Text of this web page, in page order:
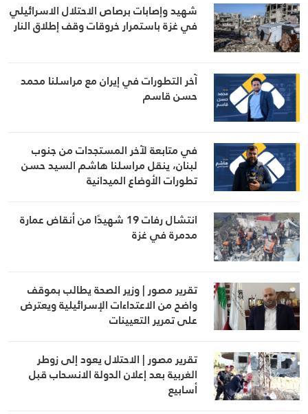
شهيد وإصابات برصاص الاحتلال الاسرائيلي
في غزة باستمرار خروقات وقف إطلاق النار
آخر التطورات في إيران مع مراسلنا محمد
حسن قاسم
في متابعة لآخر المستجدات من جنوب
لبنان، ينقل مراسلنا هاشم السيد حسن
تطورات الأوضاع الميدانية
انتشال رفات 19 شهيدًا من أنقاض عمارة
مدمرة في غزة
تقرير مصور | وزير الصحة يطالب بموقف
واضح من الاعتداءات الإسرائيلية ويعترض
على تمرير التعيينات
تقرير مصور | الاحتلال يعود إلى زوطر
الغربية بعد إعلان الدولة الانسحاب قبل
أسابيع